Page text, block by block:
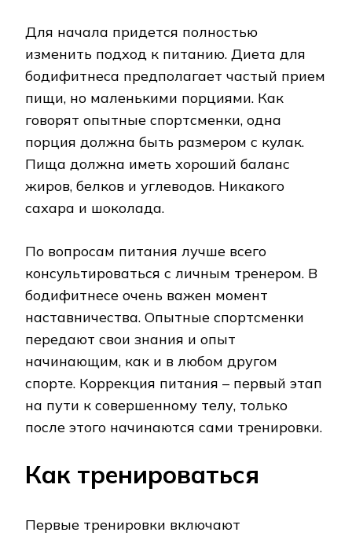
Для начала придется полностью
изменить подход к питанию. Диета для
бодифитнеса предполагает частый прием
пищи, но маленькими порциями. Как
говорят опытные спортсменки, одна
порция должна быть размером с кулак.
Пища должна иметь хороший баланс
жиров, белков и углеводов. Никакого
сахара и шоколада.
По вопросам питания лучше всего
консультироваться с личным тренером. В
бодифитнесе очень важен момент
наставничества. Опытные спортсменки
передают свои знания и опыт
начинающим, как и в любом другом
спорте. Коррекция питания – первый этап
на пути к совершенному телу, только
после этого начинаются сами тренировки.
Как тренироваться
Первые тренировки включают